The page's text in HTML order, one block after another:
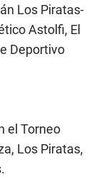
Los Piratas-
Astolfi, El
Deportivo
el Torneo
Los Piratas,